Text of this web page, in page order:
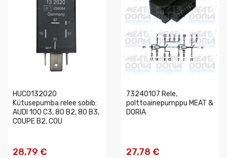
HUCO132020
Kütusepumba relee sobib:
AUDI 100 C3, 80 B2, 80 B3,
COUPE B2, COU
28,79 €
73240107 Rele,
polttoainepumppu MEAT &
DORIA
27,78 €